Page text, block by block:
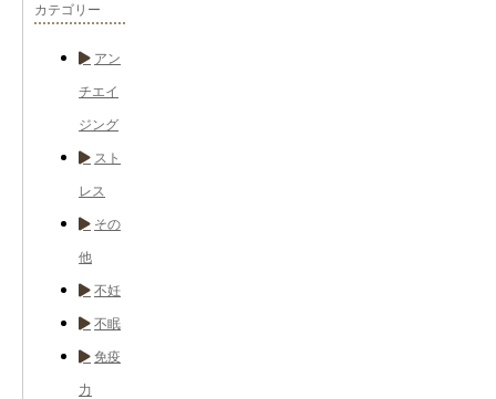
カテゴリー
アン
チエイ
ジング
スト
レス
その
他
不妊
不眠
免疫
力